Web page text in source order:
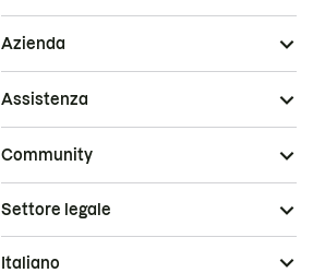
Azienda
Assistenza
Community
Settore legale
Italiano